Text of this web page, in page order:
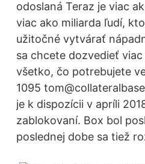
odoslaná Teraz je viac
viac ako miliarda ľudí,
užitočné vytvárať
sa chcete dozvedieť
všetko, čo potrebujete
1095
je k dispozícii v apríli
zablokovaní. Box bol
poslednej dobe sa tiež